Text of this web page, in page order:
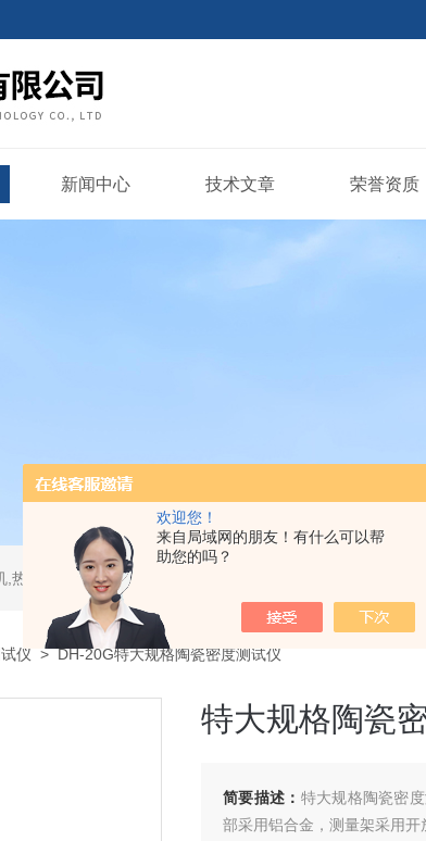
欢迎您！
来自局域网的朋友！有什么可以帮
助您的吗？
新闻中心 技术文章 荣誉资质
,水平垂直燃烧试验机,针焰试验机,恒温恒湿试验机,UV紫外线老化试验机,DSC差示扫描量热仪
仪 > DH-20G特大规格陶瓷密度测试仪
特大规格陶瓷
简要描述： 特大规格陶瓷密
部采用铝合金，测量架采用开